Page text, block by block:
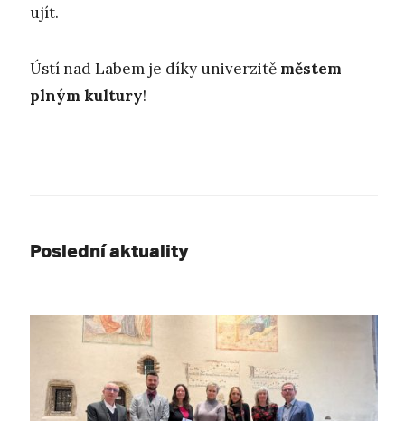
ujít.
Ústí nad Labem je díky univerzitě městem
plným kultury!
Poslední aktuality